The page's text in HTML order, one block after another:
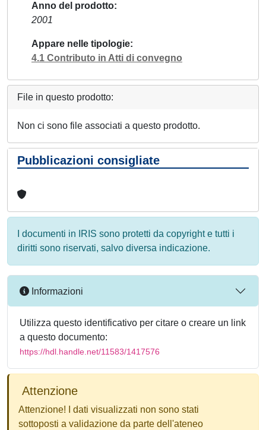
Anno del prodotto
2001
Appare nelle tipologie
4.1 Contributo in Atti di convegno
File in questo prodotto:
Non ci sono file associati a questo prodotto.
Pubblicazioni consigliate
I documenti in IRIS sono protetti da copyright e tutti i
diritti sono riservati, salvo diversa indicazione.
Informazioni
Utilizza questo identificativo per citare o creare un link
a questo documento:
https://hdl.handle.net/11583/1417576
Attenzione
Attenzione! I dati visualizzati non sono stati
sottoposti a validazione da parte dell'ateneo